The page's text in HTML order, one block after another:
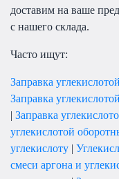
доставим на ваше
с нашего склада.
Часто ищут:
Заправка
Заправка
| Заправка
углекислотой
углекислоту |
смеси аргона и